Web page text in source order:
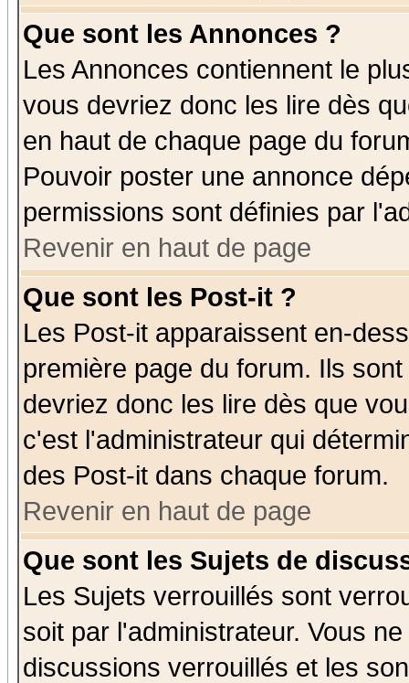
Que sont les Annonces ?
Les Annonces contiennent le
vous devriez donc les lire dès
en haut de chaque page du
Pouvoir poster une annonce
permissions sont définies par
Revenir en haut de page
Que sont les Post-it ?
Les Post-it apparaissent en-
première page du forum. Ils
devriez donc les lire dès que
c'est l'administrateur qui
des Post-it dans chaque forum.
Revenir en haut de page
Que sont les Sujets de
Les Sujets verrouillés sont
soit par l'administrateur. Vous
discussions verrouillés et les